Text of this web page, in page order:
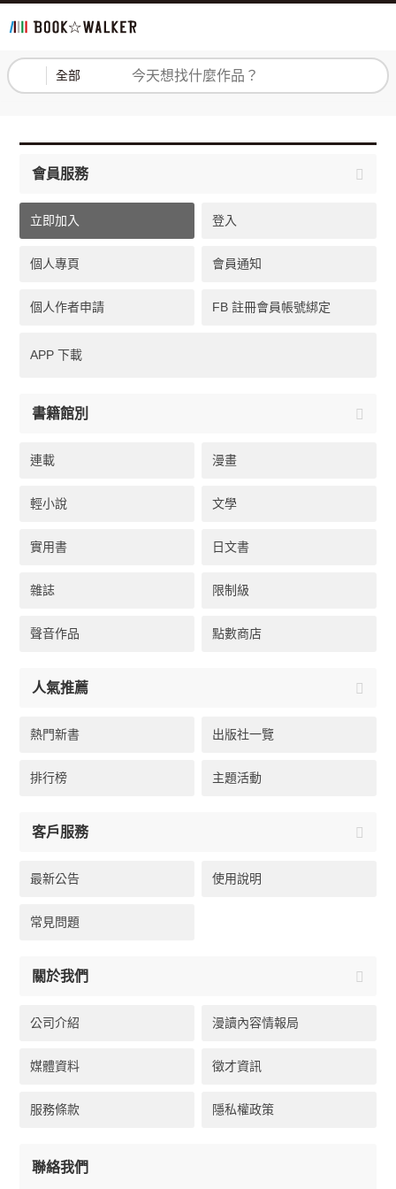
全部 登入 註冊
會員服務
立即加入 登入
個人專頁 會員通知
個人作者申請 FB 註冊會員帳號綁定
APP 下載
書籍館別
連載 漫畫
輕小說 文學
實用書 日文書
雜誌 限制級
聲音作品 點數商店
人氣推薦
熱門新書 出版社一覽
排行榜 主題活動
客戶服務
最新公告 使用說明
常見問題
關於我們
公司介紹 漫讀內容情報局
媒體資料 徵才資訊
服務條款 隱私權政策
聯絡我們